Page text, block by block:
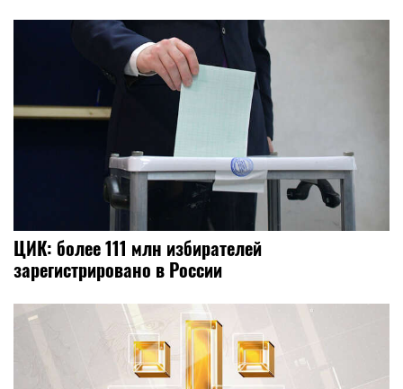
ЦИК: более 111 млн избирателей
зарегистрировано в России